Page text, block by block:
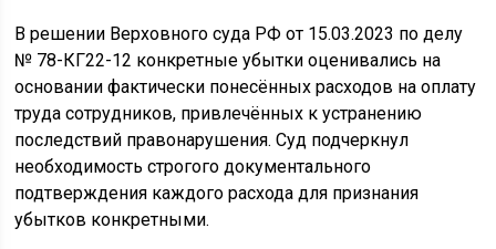
В решении Верховного суда РФ от 15.03.2023 по делу
№ 78-КГ22-12 конкретные убытки оценивались на
основании фактически понесённых расходов на оплату
труда сотрудников, привлечённых к устранению
последствий правонарушения. Суд подчеркнул
необходимость строгого документального
подтверждения каждого расхода для признания
убытков конкретными.